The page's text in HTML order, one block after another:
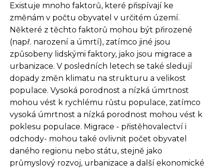
Existuje mnoho faktorů, které přispívají ke
změnám v počtu obyvatel v určitém území.
Některé z těchto faktorů mohou být přirozené
(např. narození a úmrtí), zatímco jiné jsou
způsobeny lidskými faktory, jako jsou migrace a
urbanizace. V posledních letech se také sledují
dopady změn klimatu na strukturu a velikost
populace. Vysoká porodnost a nízká úmrtnost
mohou vést k rychlému růstu populace, zatímco
vysoká úmrtnost a nízká porodnost mohou vést k
poklesu populace. Migrace - přistěhovalectví i
odchody- mohou také ovlivnit počet obyvatel
daného regionu nebo státu, stejně jako
průmyslový rozvoj, urbanizace a další ekonomické